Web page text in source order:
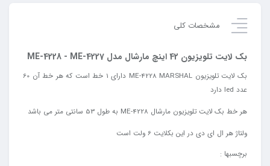
مشخصات کلی
بک لایت تلویزیون 42 اینچ مارشال مدل ME-4228 - ME-4227
بک لایت تلویزیون ME-4228 MARSHAL دارای 1 خط است که هر خط آن 60
عدد led دارد
هر خط بک لایت تلویزیون مارشال ME-4228 به طول 53 سانتی متر می باشد
ولتاژ هر ال ای دی در این بکلایت 6 ولت است
برچسبها :